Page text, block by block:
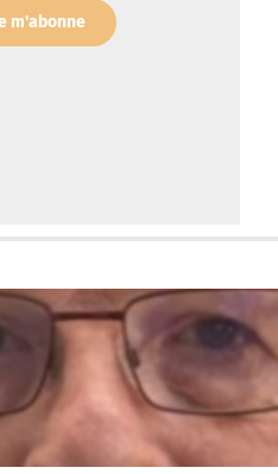
m'abonne